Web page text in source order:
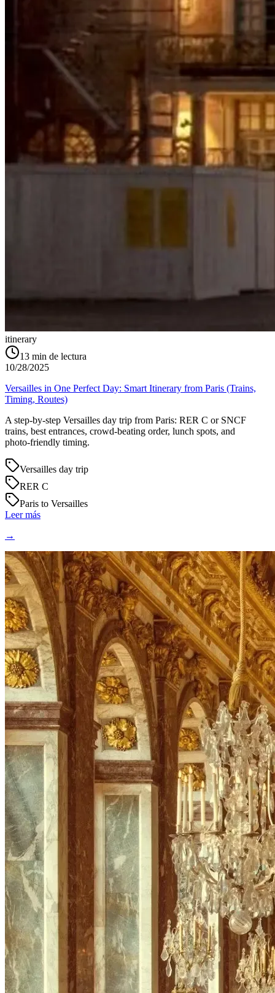
itinerary
13 min de lectura
10/28/2025
Versailles in One Perfect Day: Smart Itinerary from Paris (Trains,
Timing, Routes)
A step‑by‑step Versailles day trip from Paris: RER C or SNCF
trains, best entrances, crowd‑beating order, lunch spots, and
photo‑friendly timing.
Versailles day trip
RER C
Paris to Versailles
Leer más
→